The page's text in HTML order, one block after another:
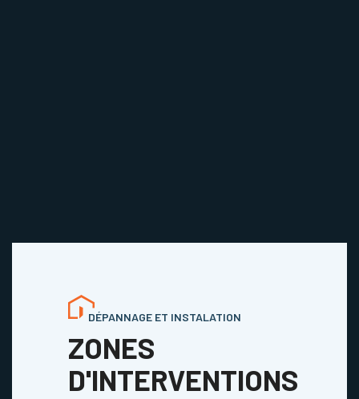
DÉPANNAGE ET INSTALATION
ZONES
D'INTERVENTIONS